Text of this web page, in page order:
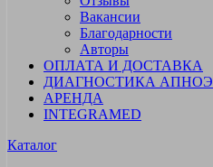
Вакансии
Благодарности
Авторы
ОПЛАТА И ДОСТАВКА
ДИАГНОСТИКА АПНОЭ
АРЕНДА
INTEGRAMED
Каталог